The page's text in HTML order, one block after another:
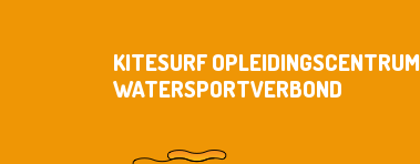
KITESURF OPLEIDINGSCENTRUM
WATERSPORTVERBOND